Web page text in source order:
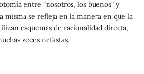
entre “nosotros, los buenos” y
misma se refleja en la manera en que la
esquemas de racionalidad directa,
veces nefastas.